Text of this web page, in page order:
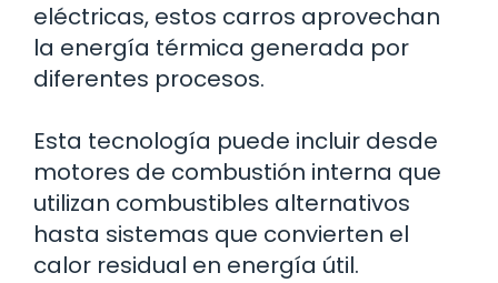
eléctricas, estos carros aprovechan
la energía térmica generada por
diferentes procesos.
Esta tecnología puede incluir desde
motores de combustión interna que
utilizan combustibles alternativos
hasta sistemas que convierten el
calor residual en energía útil.